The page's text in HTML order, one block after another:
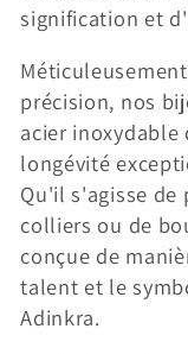
i
o
n
:
signification et
précision, nos
acier inoxydable
longévité
Qu'il s'agisse de
colliers ou de
conçue de
talent et le
Adinkra.